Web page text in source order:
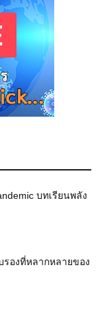
บทเรียนพลัง
รองที่หลากหลายของ